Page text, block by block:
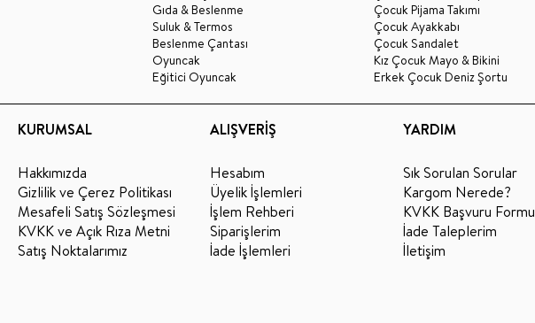
Gıda & Beslenme
Suluk & Termos
Beslenme Çantası
Oyuncak
Eğitici Oyuncak
Çocuk Pijama Takımı
Çocuk Ayakkabı
Çocuk Sandalet
Kız Çocuk Mayo & Bikini
Erkek Çocuk Deniz Şortu
KURUMSAL
Hakkımızda
Gizlilik ve Çerez Politikası
Mesafeli Satış Sözleşmesi
KVKK ve Açık Rıza Metni
Satış Noktalarımız
ALIŞVERİŞ
Hesabım
Üyelik İşlemleri
İşlem Rehberi
Siparişlerim
İade İşlemleri
YARDIM
Sık Sorulan Sorular
Kargom Nerede?
KVKK Başvuru Formu
İade Taleplerim
İletişim